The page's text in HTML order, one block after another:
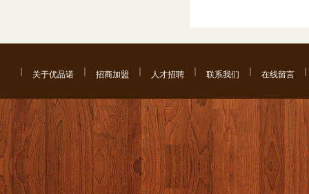
关于优品诺 招商加盟 人才招聘 联系我们 在线留言